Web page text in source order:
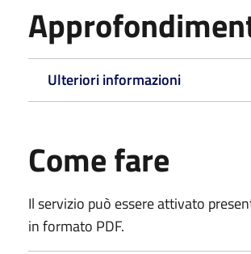
Ulteriori informazioni
Come fare
Il servizio può essere attivato
in formato PDF.